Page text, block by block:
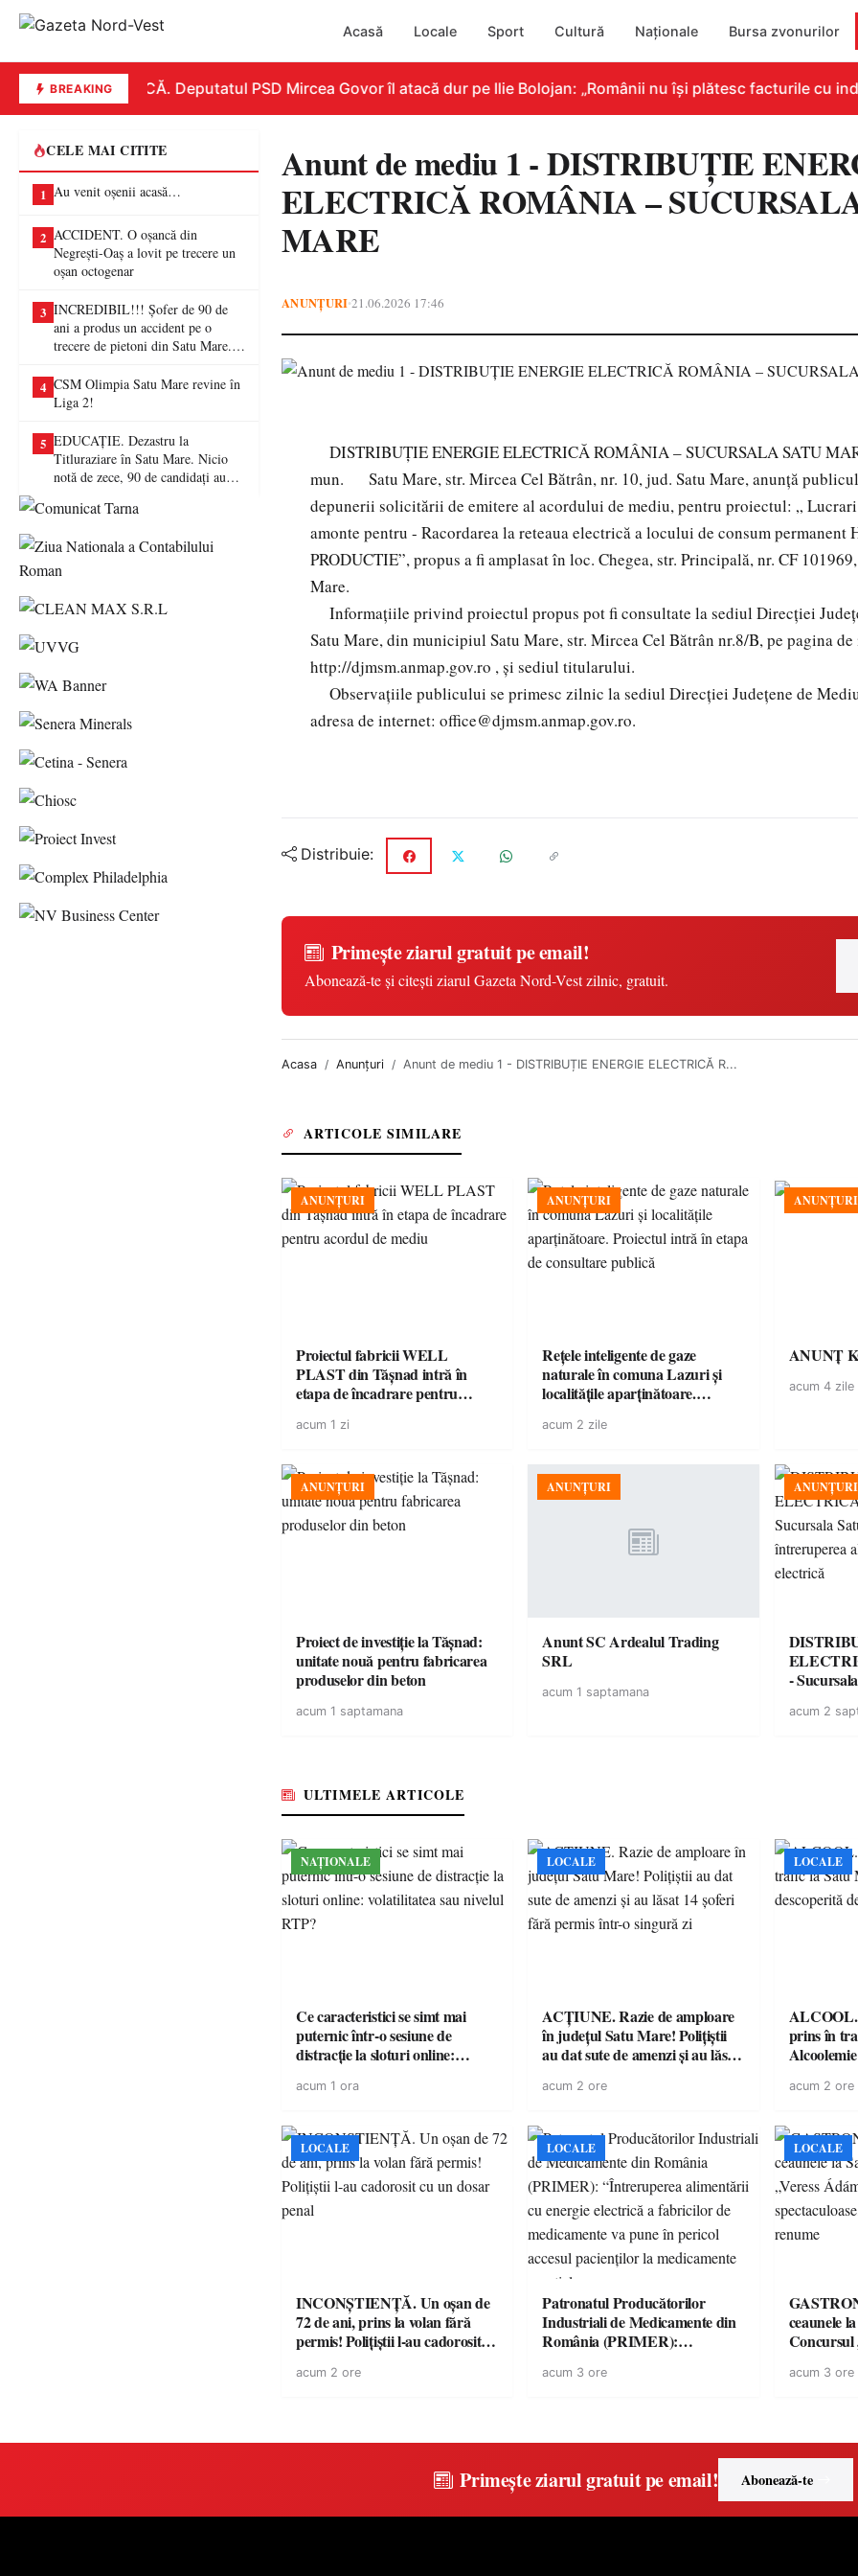
Acasă Locale Sport Cultură Naționale Bursa zvonurilor
BREAKINGREPLICĂ. Deputatul PSD Mircea Govor îl atacă dur pe Ilie Bolojan: „Românii nu își plătesc facturile cu
CELE MAI CITITE
1 Au venit oșenii acasă…
2 ACCIDENT. O oșancă din
Negrești-Oaș a lovit pe trecere un
oșan octogenar
3 INCREDIBIL!!! Șofer de 90 de
ani a produs un accident pe o
trecere de pietoni din Satu Mare. O
4 CSM Olimpia Satu Mare revine în
Liga 2!
5 EDUCAȚIE. Dezastru la
Titluraziare în Satu Mare. Nicio
notă de zece, 90 de candidați au
Anunt de mediu 1 - DISTRIBUȚIE
ELECTRICĂ ROMÂNIA –
MARE
ANUNȚURI•21.06.2026 17:46
DISTRIBUȚIE ENERGIE ELECTRICĂ ROMÂNIA – SUCURSALA SATU
mun. Satu Mare, str. Mircea Cel Bătrân, nr. 10, jud. Satu Mare, anunță
depunerii solicitării de emitere al acordului de mediu, pentru proiectul: „
amonte pentru - Racordarea la reteaua electrică a locului de consum permanent
PRODUCTIE”, propus a fi amplasat în loc. Chegea, str. Principală, nr. CF
Mare.
Informațiile privind proiectul propus pot fi consultate la sediul Direcției
Satu Mare, din municipiul Satu Mare, str. Mircea Cel Bătrân nr.8/B, pe pagina
http://djmsm.anmap.gov.ro , și sediul titularului.
Observațiile publicului se primesc zilnic la sediul Direcției Județene de
adresa de internet: office@djmsm.anmap.gov.ro.
Distribuie:
Primește ziarul gratuit pe email!
Abonează-te și citești ziarul Gazeta Nord-Vest zilnic, gratuit.
Acasa Anunțuri Anunt de mediu 1 - DISTRIBUȚIE ENERGIE ELECTRICĂ R...
ARTICOLE SIMILARE
ANUNȚURI
Proiectul fabricii WELL
PLAST din Tășnad intră în
etapa de încadrare pentru
acum 1 zi
ANUNȚURI
Rețele inteligente de gaze
naturale în comuna Lazuri și
localitățile aparținătoare.
consultare publică
acum 2 zile
ANUNȚURI
ANUNȚ
acum 4 zile
ANUNȚURI
Proiect de investiție la Tășnad:
unitate nouă pentru fabricarea
produselor din beton
acum 1 saptamana
ANUNȚURI
Anunt SC Ardealul Trading
SRL
acum 1 saptamana
ANUNȚURI
-
energie
acum 2
ULTIMELE ARTICOLE
NAȚIONALE
Ce caracteristici se simt mai
puternic într-o sesiune de
distracție la sloturi online:
acum 1 ora
LOCALE
ACȚIUNE. Razie de amploare
în județul Satu Mare! Polițiștii
au dat sute de amenzi și au lăsat
singură zi
acum 2 ore
LOCALE
ALCOOL.
prins în
acum 2 ore
LOCALE
INCONȘTIENȚĂ. Un oșan de
72 de ani, prins la volan fără
permis! Polițiștii l-au cadorosit
acum 2 ore
LOCALE
Patronatul Producătorilor
Industriali de Medicamente din
România (PRIMER):
energie electrică a fabricilor de
acum 3 ore
LOCALE
ceaunele
Concursul
acum 3 ore
Primește ziarul gratuit pe email! Abonează-te